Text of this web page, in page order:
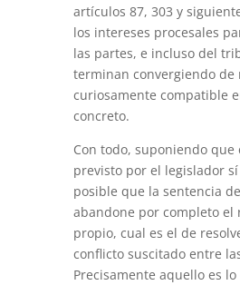
artículos 87, 303 y
los intereses procesales
las partes, e incluso del
terminan convergiendo de
curiosamente compatible
concreto.
Con todo, suponiendo que
previsto por el legislador
posible que la sentencia
abandone por completo el
propio, cual es el de
conflicto suscitado entre
Precisamente aquello es